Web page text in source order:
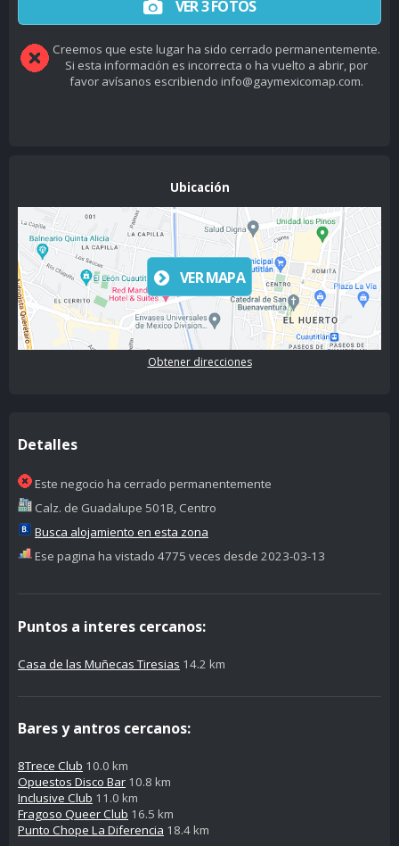
VER 3 FOTOS
Creemos que este lugar ha sido cerrado permanentemente.
Si esta información es incorrecta o ha vuelto a abrir, por
favor avísanos escribiendo info@gaymexicomap.com.
Ubicación
VER MAPA
Obtener direcciones
Detalles
Este negocio ha cerrado permanentemente
Calz. de Guadalupe 501B, Centro
Busca alojamiento en esta zona
Ese pagina ha vistado 4775 veces desde 2023-03-13
Puntos a interes cercanos:
Casa de las Muñecas Tiresias 14.2 km
Bares y antros cercanos:
8Trece Club 10.0 km
Opuestos Disco Bar 10.8 km
Inclusive Club 11.0 km
Fragoso Queer Club 16.5 km
Punto Chope La Diferencia 18.4 km